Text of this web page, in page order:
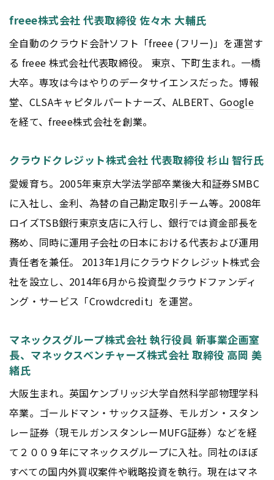
freee株式会社 代表取締役 佐々木 大輔氏
全自動のクラウド会計ソフト「freee (フリー)」を運営す
る freee 株式会社代表取締役。 東京、下町生まれ。一橋
大卒。専攻は今はやりのデータサイエンスだった。博報
堂、CLSAキャピタルパートナーズ、ALBERT、 Google
を経て、freee株式会社を創業。
クラウドクレジット株式会社 代表取締役 杉山 智行氏
愛媛育ち。2005年東京大学法学部卒業後大和証券SMBC
に入社し、金利、為替の自己勘定取引チーム等。2008年
ロイズTSB銀行東京支店に入行し、銀行では資金部長を
務め、同時に運用子会社の日本における代表および運用
責任者を兼任。 2013年1月にクラウドクレジット株式会
社を設立し、2014年6月から投資型クラウドファンディ
ング・サービス「Crowdcredit」を運営。
マネックスグループ株式会社 執行役員 新事業企画室
長、マネックスベンチャーズ株式会社 取締役 高岡 美
緒氏
大阪生まれ。英国ケンブリッジ大学自然科学部物理学科
卒業。ゴールドマン・サックス証券、モルガン・スタン
レー証券（現モルガンスタンレーMUFG証券）などを経
て２００９年にマネックスグループに入社。同社のほぼ
すべての国内外買収案件や戦略投資を執行。現在はマネ